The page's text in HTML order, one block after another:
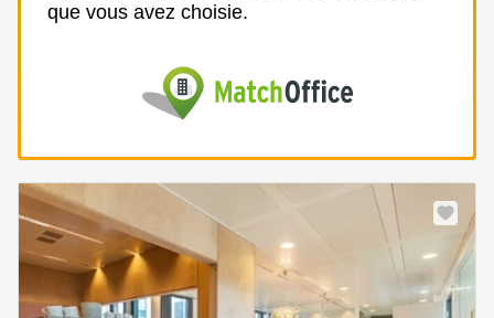
que vous avez choisie.